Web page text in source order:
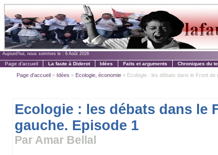
Aujourd'hui, nous sommes le : 6 Août 2026
Page d'accueil La faute à Diderot Idées Faits et arguments Chroniques du
Page d'accueil » Idées » Ecologie, économie » Ecologie : les débats dans le Front
Ecologie : les débats dans le
gauche. Episode 1
Par Amar Bellal